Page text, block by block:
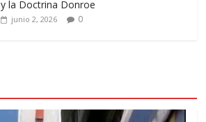
y la Doctrina Donroe
junio 2, 2026 0